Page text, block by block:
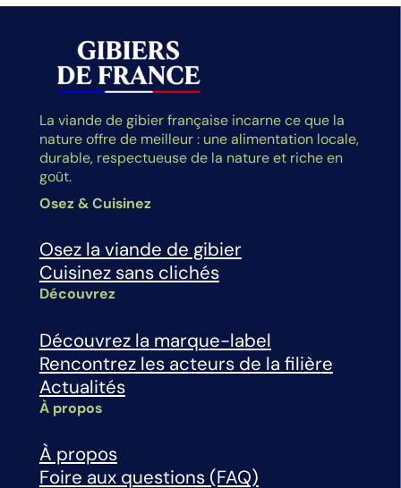
La viande de gibier française incarne ce que la
nature offre de meilleur : une alimentation locale,
durable, respectueuse de la nature et riche en
goût.
Osez & Cuisinez
Osez la viande de gibier
Cuisinez sans clichés
Découvrez
Découvrez la marque-label
Rencontrez les acteurs de la filière
Actualités
À propos
À propos
Foire aux questions (FAQ)